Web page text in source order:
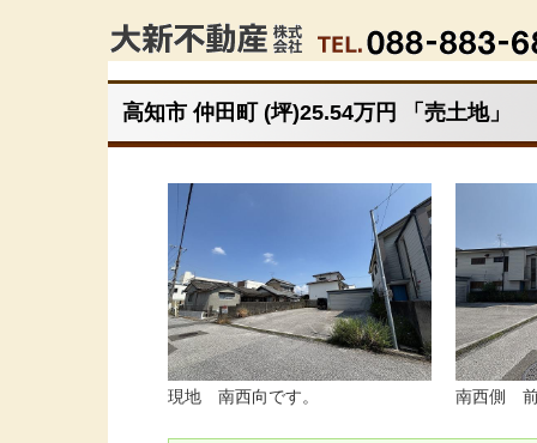
高知市 仲田町 (坪)25.54万円 「売土地」
現地 南西向です。 南西側